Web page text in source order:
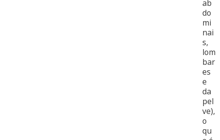
ab
do
mi
nai
s,
lom
bar
es
e
da
pel
ve),
o
qu